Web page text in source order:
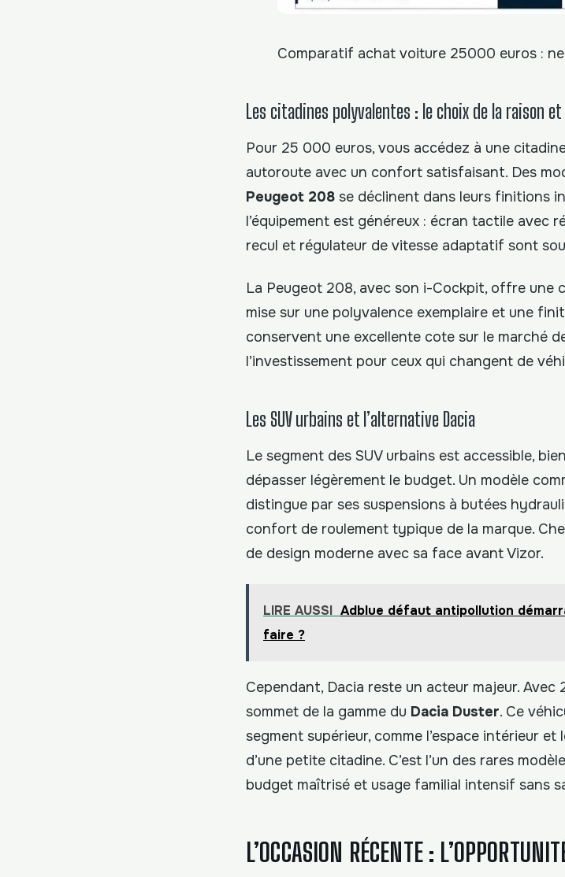
Comparatif achat voiture 25000 euros :
Les citadines polyvalentes : le choix de la raison
Pour 25 000 euros, vous accédez à une
autoroute avec un confort satisfaisant. Des
Peugeot 208 se déclinent dans leurs finitions
l’équipement est généreux : écran tactile avec
recul et régulateur de vitesse adaptatif sont
La Peugeot 208, avec son i-Cockpit, offre une
mise sur une polyvalence exemplaire et une
conservent une excellente cote sur le marché
l’investissement pour ceux qui changent de
Les SUV urbains et l’alternative Dacia
Le segment des SUV urbains est accessible,
dépasser légèrement le budget. Un modèle
distingue par ses suspensions à butées
confort de roulement typique de la marque.
de design moderne avec sa face avant Vizor.
LIRE AUSSI Adblue défaut antipollution
faire ?
Cependant, Dacia reste un acteur majeur.
sommet de la gamme du Dacia Duster. Ce
segment supérieur, comme l’espace intérieur
d’une petite citadine. C’est l’un des rares
budget maîtrisé et usage familial intensif sans
L’OCCASION RÉCENTE :